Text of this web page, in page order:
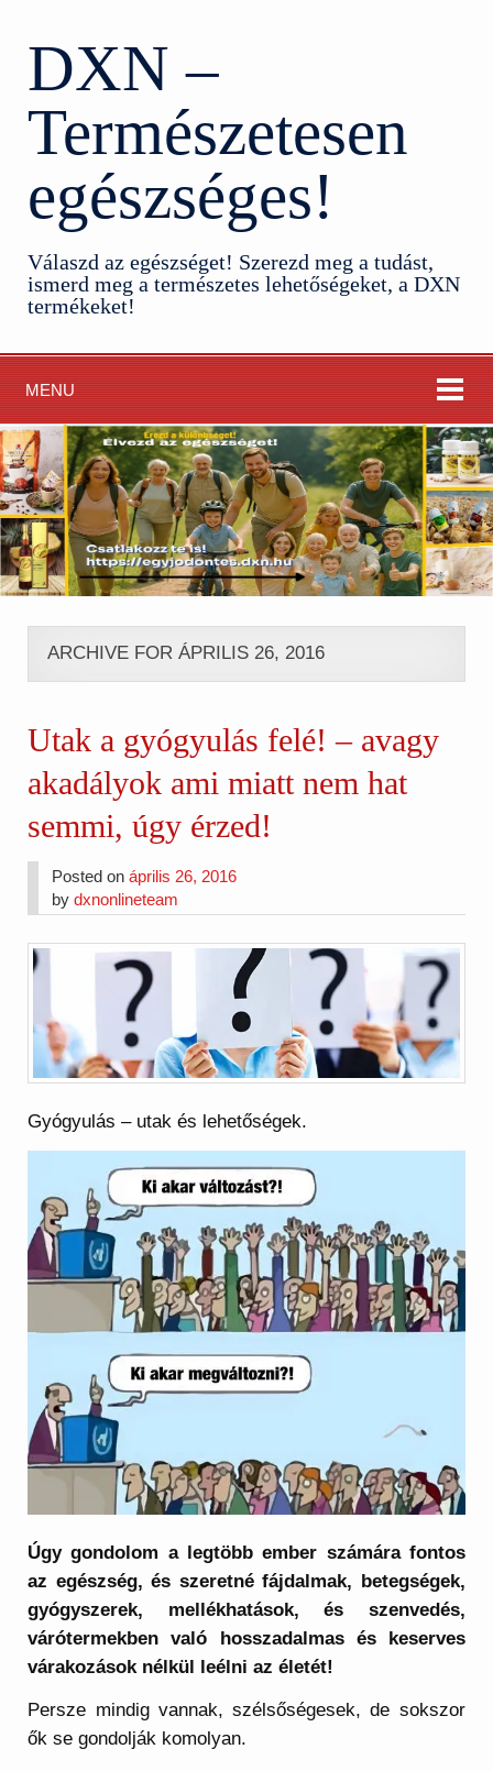
DXN –
Természetesen
egészséges!
Válaszd az egészséget! Szerezd meg a tudást,
ismerd meg a természetes lehetőségeket, a DXN
termékeket!
MENU
ARCHIVE FOR ÁPRILIS 26, 2016
Utak a gyógyulás felé! – avagy
akadályok ami miatt nem hat
semmi, úgy érzed!
Posted onáprilis 26, 2016
bydxnonlineteam
Gyógyulás – utak és lehetőségek.
Úgy gondolom a legtöbb ember számára fontos
az egészség, és szeretné fájdalmak, betegségek,
gyógyszerek, mellékhatások, és szenvedés,
várótermekben való hosszadalmas és keserves
várakozások nélkül leélni az életét!
Persze mindig vannak, szélsőségesek, de sokszor
ők se gondolják komolyan.